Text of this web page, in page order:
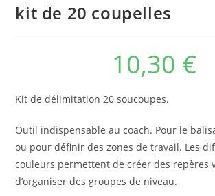
kit de 20 coupelles
10,30 €
Kit de délimitation 20 soucoupes.
Outil indispensable au coach. Pour le
ou pour définir des zones de travail. Les
couleurs permettent de créer des repères
d’organiser des groupes de niveau.